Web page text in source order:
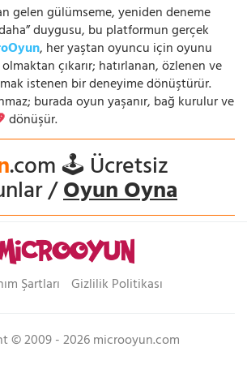
gelen gülümseme, yeniden deneme
duygusu, bu platformun gerçek
, her yaştan oyuncu için oyunu
çıkarır; hatırlanan, özlenen ve
istenen bir deneyime dönüştürür.
burada oyun yaşanır, bağ kurulur ve
dönüşür.
.com 🕹️ Ücretsiz
/Oyun Oyna
Şartları Gizlilik Politikası
© 2009 - 2026 microoyun.com